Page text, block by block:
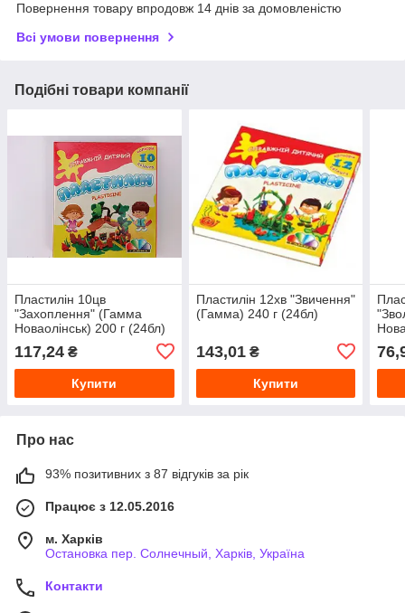
Повернення товару впродовж 14 днів за домовленістю
Всі умови повернення
Подібні товари компанії
Пластилін 10цв
"Захоплення" (Гамма
Новаолінськ) 200 г (24бл)
117,24 ₴
Купити
Пластилін 12хв "Звичення"
(Гамма) 240 г (24бл)
143,01₴
Купити
Про нас
93% позитивних з 87 відгуків за рік
Працює з 12.05.2016
м. Харків
Остановка пер. Солнечный, Харків, Україна
Контакти